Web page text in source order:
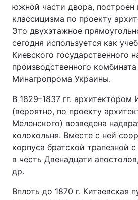
южной части двора, построен
классицизма по проекту
Это двухэтажное
сегодня используется как
Киевского государственного
производственного
Минагропрома Украины.
В 1829–1837 гг.
(вероятно, по проекту
Меленского) возведена
колокольня. Вместе с ней
корпуса братской трапезной
в честь Двенадцати
др.
Вплоть до 1870 г. Китаевская